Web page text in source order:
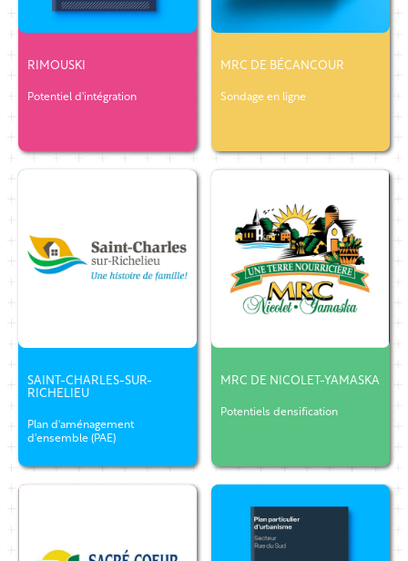
RIMOUSKI
Potentiel d'intégration
MRC DE BÉCANCOUR
Sondage en ligne
SAINT-CHARLES-SUR-
RICHELIEU
Plan d'aménagement
d'ensemble (PAE)
MRC DE NICOLET-YAMASKA
Potentiels densification